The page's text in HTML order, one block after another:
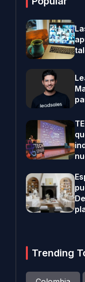
Trending